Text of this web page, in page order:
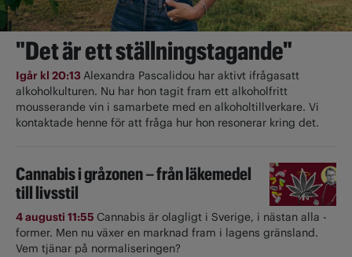
"Det är ett ställningstagande"
Igår kl 20:13Alexandra Pascalidou har aktivt ifrågasatt
alkoholkulturen. Nu har hon tagit fram ett alkoholfritt
mousserande vin i samarbete med en alkoholtillverkare. Vi
kontaktade henne för att fråga hur hon resonerar kring det.
Cannabis i gråzonen – från läkemedel
till livsstil
4 augusti 11:55 Cannabis är olagligt i ­Sverige, i nästan alla ­
former. Men nu växer en marknad fram i lagens gränsland.
Vem tjänar på normaliseringen?